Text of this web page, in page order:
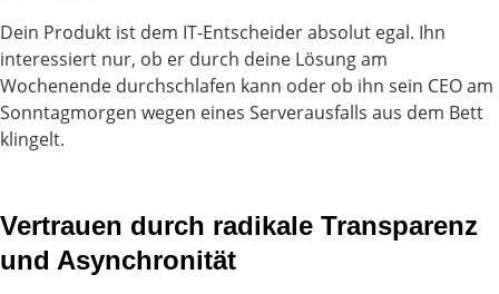
Dein Produkt ist dem IT-Entscheider absolut egal. Ihn
interessiert nur, ob er durch deine Lösung am
Wochenende durchschlafen kann oder ob ihn sein CEO am
Sonntagmorgen wegen eines Serverausfalls aus dem Bett
klingelt.
Vertrauen durch radikale Transparenz
und Asynchronität